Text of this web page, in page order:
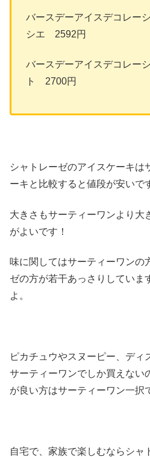
バースデーアイスデコレー
シエ 2592円
バースデーアイスデコレー
ト 2700円
シャトレーゼのアイスケーキは
ーキと比較すると値段が安いで
大きさもサーティーワンより大
がよいです！
味に関してはサーティーワンの
ゼの方が若干あっさりしていま
よ。
ピカチュウやスヌーピー、ディ
サーティーワンでしか買えない
が良い方はサーティーワン一択
自宅で、家族で楽しむならシャ